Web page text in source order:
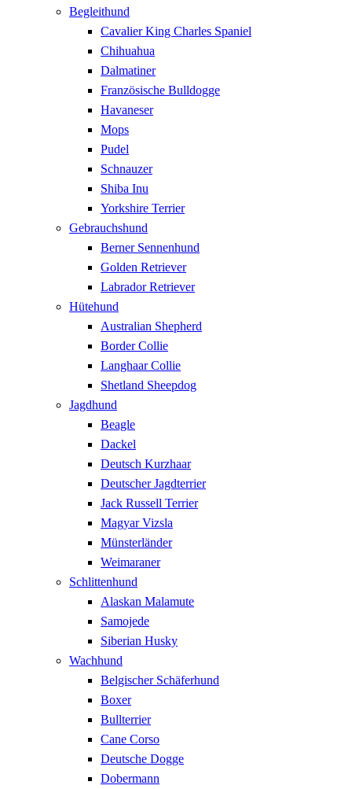
Begleithund
Cavalier King Charles Spaniel
Chihuahua
Dalmatiner
Französische Bulldogge
Havaneser
Mops
Pudel
Schnauzer
Shiba Inu
Yorkshire Terrier
Gebrauchshund
Berner Sennenhund
Golden Retriever
Labrador Retriever
Hütehund
Australian Shepherd
Border Collie
Langhaar Collie
Shetland Sheepdog
Jagdhund
Beagle
Dackel
Deutsch Kurzhaar
Deutscher Jagdterrier
Jack Russell Terrier
Magyar Vizsla
Münsterländer
Weimaraner
Schlittenhund
Alaskan Malamute
Samojede
Siberian Husky
Wachhund
Belgischer Schäferhund
Boxer
Bullterrier
Cane Corso
Deutsche Dogge
Dobermann